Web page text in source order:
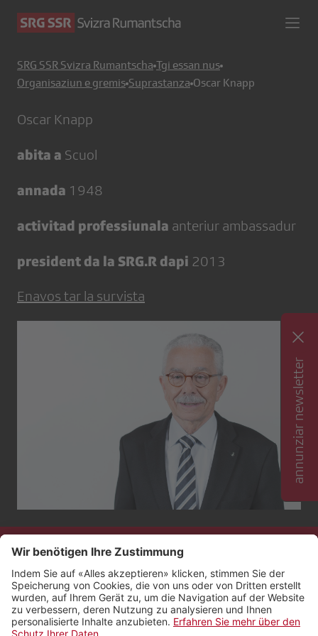
SRG SSR Svizra Rumantscha Tgi essan nus
Organisaziun e gremis Suprastanza Oscar Knapp
Oscar Knapp
abita a Scuol
annada 1948
activitad professiunala anteriur ambassadur
president da la SRG.R dapi 2013
Enavos tar la survista
annunziar newsletter
Contact
Impressum
Protecziun da datas